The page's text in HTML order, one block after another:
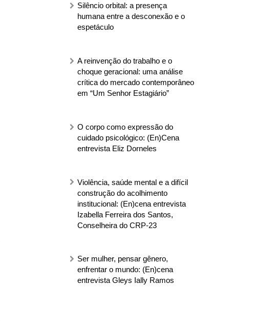
Silêncio orbital: a presença
humana entre a desconexão e o
espetáculo
A reinvenção do trabalho e o
choque geracional: uma análise
crítica do mercado contemporâneo
em “Um Senhor Estagiário”
O corpo como expressão do
cuidado psicológico: (En)Cena
entrevista Eliz Dorneles
Violência, saúde mental e a difícil
construção do acolhimento
institucional: (En)cena entrevista
Izabella Ferreira dos Santos,
Conselheira do CRP-23
Ser mulher, pensar gênero,
enfrentar o mundo: (En)cena
entrevista Gleys Ially Ramos